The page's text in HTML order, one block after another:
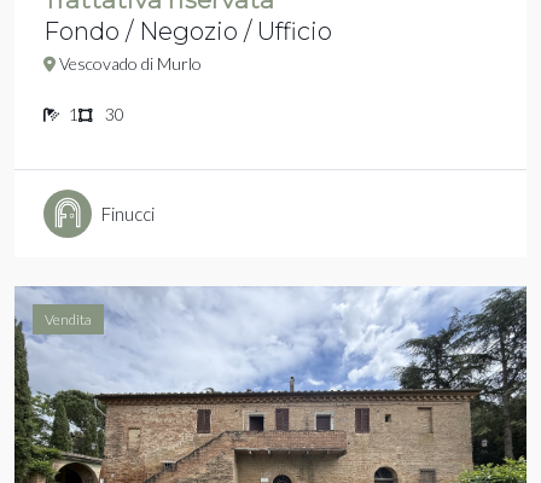
Fondo / Negozio / Ufficio
Vescovado di Murlo
1 30
Finucci
Vendita